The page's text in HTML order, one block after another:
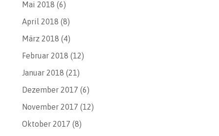
Mai 2018 (6)
April 2018 (8)
März 2018 (4)
Februar 2018 (12)
Januar 2018 (21)
Dezember 2017 (6)
November 2017 (12)
Oktober 2017 (8)